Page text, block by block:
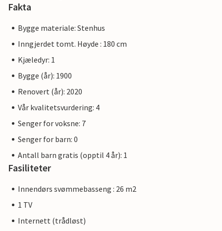
Fakta
Bygge materiale: Stenhus
Inngjerdet tomt. Høyde : 180 cm
Kjæledyr: 1
Bygge (år): 1900
Renovert (år): 2020
Vår kvalitetsvurdering: 4
Senger for voksne: 7
Senger for barn: 0
Antall barn gratis (opptil 4 år): 1
Fasiliteter
Innendørs svømmebasseng : 26 m2
1 TV
Internett (trådløst)